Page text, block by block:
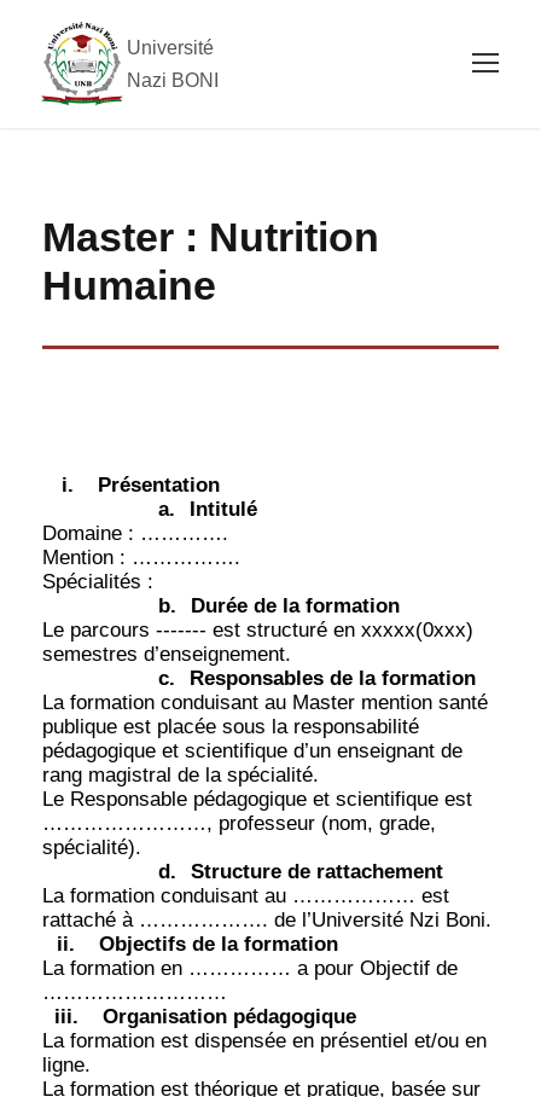
Université
Nazi BONI
Master : Nutrition
Humaine
i.
Présentation
a.
Intitulé
Domaine : ………….
Mention : …………….
Spécialités :
b.
Durée de la formation
Le parcours ------- est structuré en xxxxx(0xxx)
semestres d’enseignement.
c.
Responsables de la formation
La formation conduisant au Master mention santé
publique est placée sous la responsabilité
pédagogique et scientifique d’un enseignant de
rang magistral de la spécialité.
Le Responsable pédagogique et scientifique est
……………………, professeur (nom, grade,
spécialité).
d.
Structure de rattachement
La formation conduisant au ……………… est
rattaché à ………………. de l’Université Nzi Boni.
ii.
Objectifs de la formation
La formation en …………… a pour Objectif de
………………………
iii.
Organisation pédagogique
La formation est dispensée en présentiel et/ou en
ligne.
La formation est théorique et pratique, basée sur